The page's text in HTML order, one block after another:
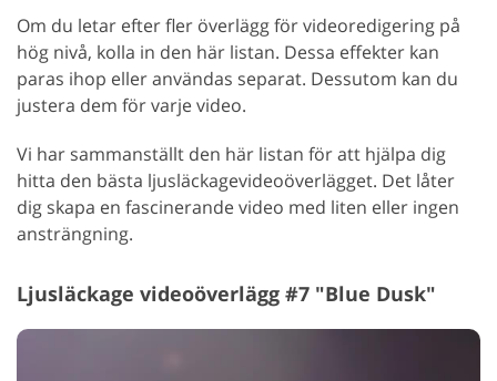
Om du letar efter fler överlägg för videoredigering på
hög nivå, kolla in den här listan. Dessa effekter kan
paras ihop eller användas separat. Dessutom kan du
justera dem för varje video.
Vi har sammanställt den här listan för att hjälpa dig
hitta den bästa ljusläckagevideoöverlägget. Det låter
dig skapa en fascinerande video med liten eller ingen
ansträngning.
Ljusläckage videoöverlägg #7 "Blue Dusk"